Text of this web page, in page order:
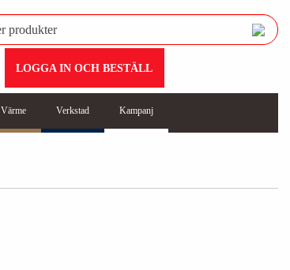
LOGGA IN OCH BESTÄLL
Värme Verkstad Kampanj